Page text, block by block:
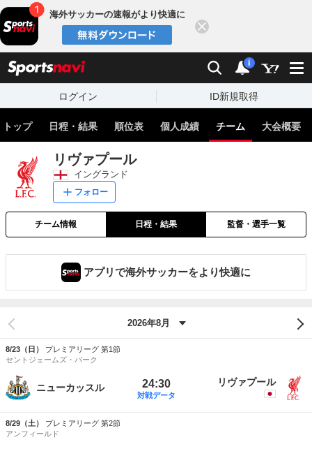
海外サッカーの速報がより快適に
検索 通知
i
ログイン ID新規取得
トップ 日程・結果 順位表 個人成績 チーム 大会概要
リヴァプール
イングランド
フォロー
チーム情報 日程・結果 監督・選手一覧
アプリで海外サッカーをより快適に
8/23（日）
プレミアリーグ 第1節
セントジェームズ・パーク
ニューカッスル 24:30
対戦データ
リヴァプール
8/29（土）
プレミアリーグ 第2節
アンフィールド